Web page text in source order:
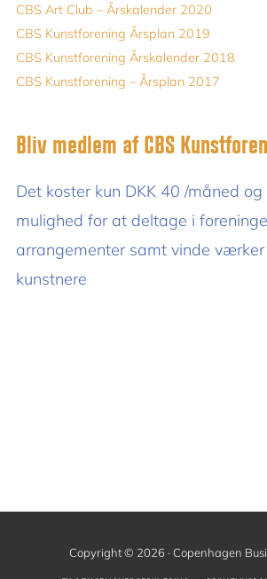
CBS Art Club – Årskalender 2020
CBS Kunstforening Årsplan 2019
CBS Kunstforening Årskalender 2018
CBS Kunstforening – Årsplan 2017
Bliv medlem af CBS
Det koster kun DKK 40 /måned
mulighed for at deltage i
arrangementer samt vinde
kunstnere
Copyright © 2026 · Copenhagen